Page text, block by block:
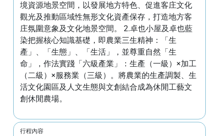
境資源地景空間，以發展地方特色、促進客庄文化
觀光及推動區域性無形文化資產保存，打造地方客
庄氛圍意象及文化地景空間。 2.卓也小屋及卓也藍
染把握核心知識基礎，即農業三生精神：「生
產」、「生態」、「生活」，並尊重自然「生
命」，作法實踐「六級產業」：生產（一級）×加工
（二級）×服務業（三級）。將農業的生產調製、生
活文化園區及人文生態與文創結合成為休閒工藝文
創休閒農場。
行程內容